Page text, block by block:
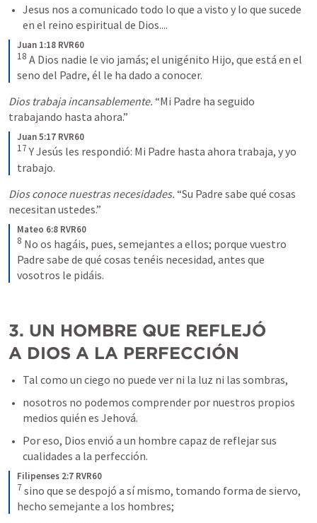
Jesus nos a comunicado todo lo que a visto y lo que sucede
en el reino espiritual de Dios....
Juan 1:18 RVR60
18 A Dios nadie le vio jamás; el unigénito Hijo, que está en el
seno del Padre, él le ha dado a conocer.
Dios trabaja incansablemente. “Mi Padre ha seguido
trabajando hasta ahora.”
Juan 5:17 RVR60
17 Y Jesús les respondió: Mi Padre hasta ahora trabaja, y yo
trabajo.
Dios conoce nuestras necesidades. “Su Padre sabe qué cosas
necesitan ustedes.”
Mateo 6:8 RVR60
8 No os hagáis, pues, semejantes a ellos; porque vuestro
Padre sabe de qué cosas tenéis necesidad, antes que
vosotros le pidáis.
3. UN HOMBRE QUE REFLEJÓ
A DIOS A LA PERFECCIÓN
Tal como un ciego no puede ver ni la luz ni las sombras,
nosotros no podemos comprender por nuestros propios
medios quién es Jehová.
Por eso, Dios envió a un hombre capaz de reflejar sus
cualidades a la perfección.
Filipenses 2:7 RVR60
7 sino que se despojó a sí mismo, tomando forma de siervo,
hecho semejante a los hombres;